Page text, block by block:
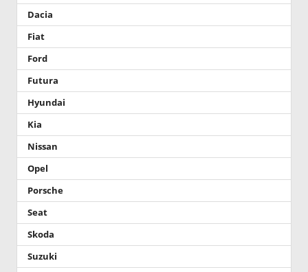
Dacia
Fiat
Ford
Futura
Hyundai
Kia
Nissan
Opel
Porsche
Seat
Skoda
Suzuki